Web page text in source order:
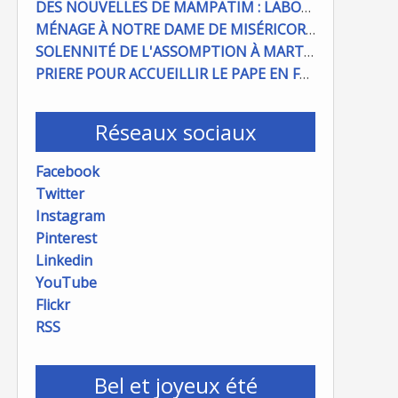
DES NOUVELLES DE MAMPATIM : LABOUR DU CHAMP PAROISSIAL
MÉNAGE À NOTRE DAME DE MISÉRICORDE : ON COMPTE SUR VOUS !
SOLENNITÉ DE L'ASSOMPTION À MARTIGUES ET PORT DE BOUC
PRIERE POUR ACCUEILLIR LE PAPE EN FRANCE
Réseaux sociaux
Facebook
Twitter
Instagram
Pinterest
Linkedin
YouTube
Flickr
RSS
Bel et joyeux été